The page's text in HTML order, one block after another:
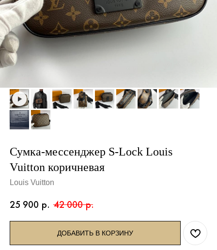
Сумка-мессенджер S-Lock Louis
Vuitton коричневая
Louis Vuitton
25 900 р. 42 000 р.
ДОБАВИТЬ В КОРЗИНУ